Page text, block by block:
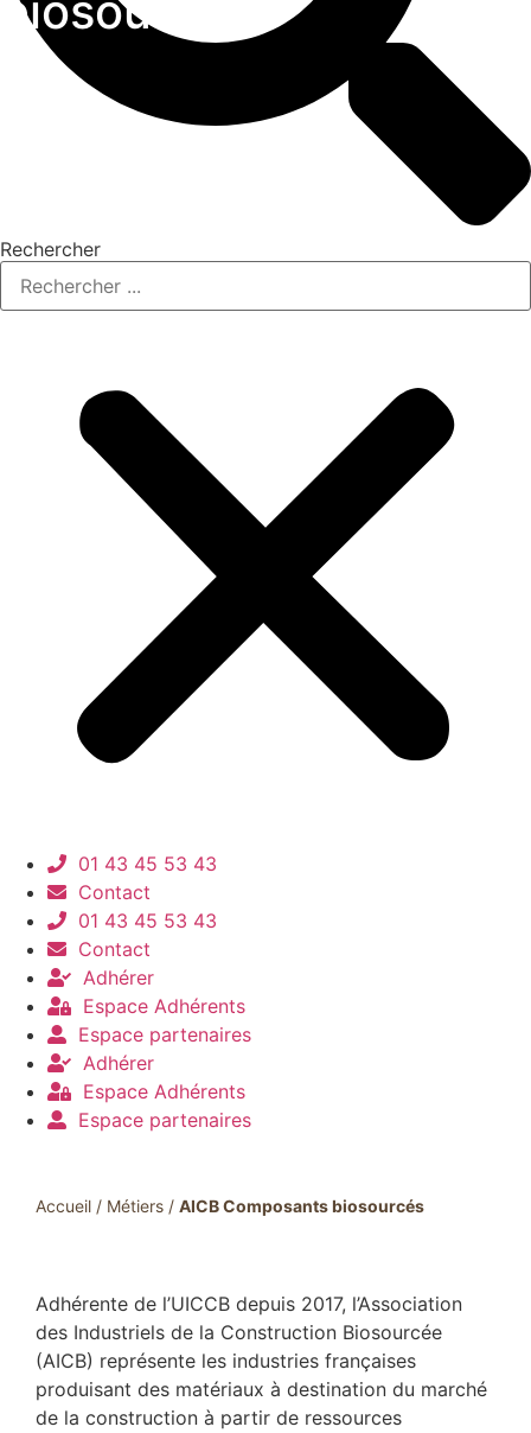
Rechercher
01 43 45 53 43
Contact
01 43 45 53 43
Contact
Adhérer
Espace Adhérents
Espace partenaires
Adhérer
Espace Adhérents
Espace partenaires
Accueil / Métiers / AICB Composants biosourcés
Adhérente de l’UICCB depuis 2017, l’Association
des Industriels de la Construction Biosourcée
(AICB) représente les industries françaises
produisant des matériaux à destination du marché
de la construction à partir de ressources